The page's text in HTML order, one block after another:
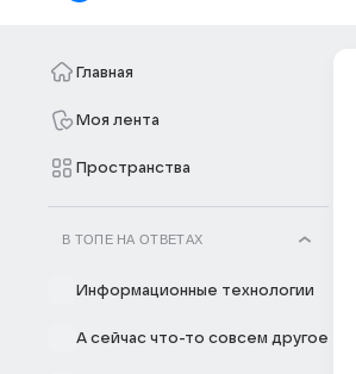
Главная
Моя лента
Пространства
В ТОПЕ НА ОТВЕТАХ
Информационные технологии
А сейчас что-то совсем другое